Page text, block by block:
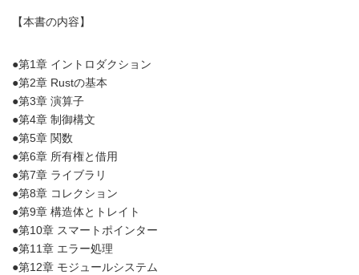
【本書の内容】
●第1章 イントロダクション
●第2章 Rustの基本
●第3章 演算子
●第4章 制御構文
●第5章 関数
●第6章 所有権と借用
●第7章 ライブラリ
●第8章 コレクション
●第9章 構造体とトレイト
●第10章 スマートポインター
●第11章 エラー処理
●第12章 モジュールシステム